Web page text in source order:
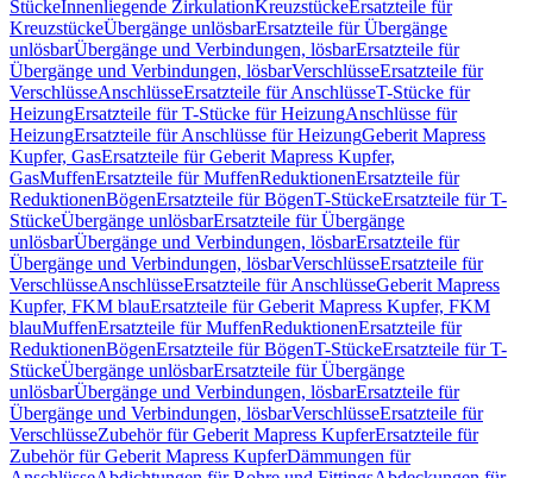
StückeInnenliegende ZirkulationKreuzstückeErsatzteile für
KreuzstückeÜbergänge unlösbarErsatzteile für Übergänge
unlösbarÜbergänge und Verbindungen, lösbarErsatzteile für
Übergänge und Verbindungen, lösbarVerschlüsseErsatzteile für
VerschlüsseAnschlüsseErsatzteile für AnschlüsseT-Stücke für
HeizungErsatzteile für T-Stücke für HeizungAnschlüsse für
HeizungErsatzteile für Anschlüsse für HeizungGeberit Mapress
Kupfer, GasErsatzteile für Geberit Mapress Kupfer,
GasMuffenErsatzteile für MuffenReduktionenErsatzteile für
ReduktionenBögenErsatzteile für BögenT-StückeErsatzteile für T-
StückeÜbergänge unlösbarErsatzteile für Übergänge
unlösbarÜbergänge und Verbindungen, lösbarErsatzteile für
Übergänge und Verbindungen, lösbarVerschlüsseErsatzteile für
VerschlüsseAnschlüsseErsatzteile für AnschlüsseGeberit Mapress
Kupfer, FKM blauErsatzteile für Geberit Mapress Kupfer, FKM
blauMuffenErsatzteile für MuffenReduktionenErsatzteile für
ReduktionenBögenErsatzteile für BögenT-StückeErsatzteile für T-
StückeÜbergänge unlösbarErsatzteile für Übergänge
unlösbarÜbergänge und Verbindungen, lösbarErsatzteile für
Übergänge und Verbindungen, lösbarVerschlüsseErsatzteile für
VerschlüsseZubehör für Geberit Mapress KupferErsatzteile für
Zubehör für Geberit Mapress KupferDämmungen für